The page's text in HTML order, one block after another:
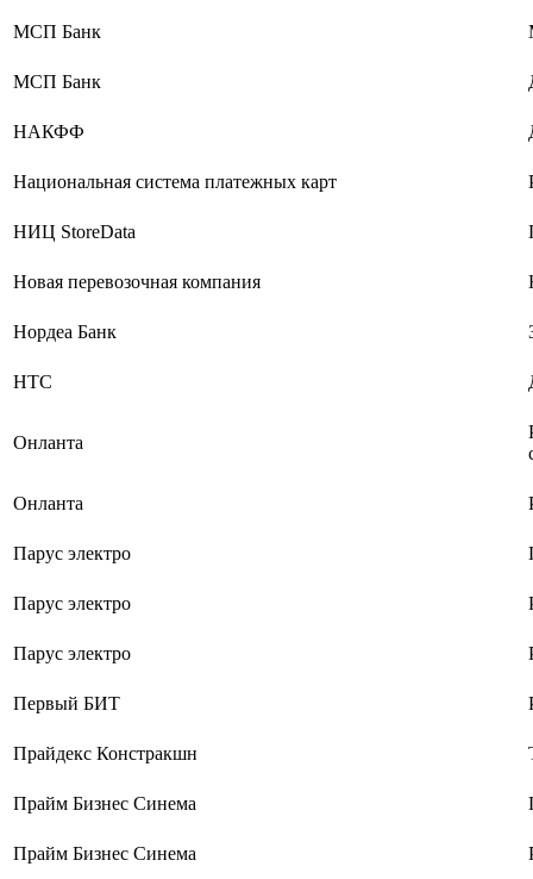
МСП Банк
МСП Банк
НАКФФ
Национальная система платежных карт
НИЦ StoreData
Новая перевозочная компания
Нордеа Банк
НТС
Онланта
Онланта
Парус электро
Парус электро
Парус электро
Первый БИТ
Прайдекс Констракшн
Прайм Бизнес Синема
Прайм Бизнес Синема